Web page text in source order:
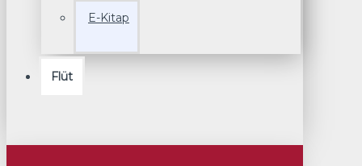
E-Kitap
Flüt